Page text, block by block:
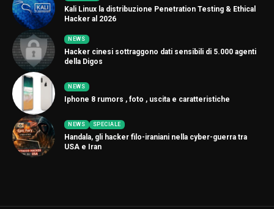
Kali Linux la distribuzione Penetration Testing & Ethical
Hacker al 2026
NEWS
Hacker cinesi sottraggono dati sensibili di 5.000 agenti
della Digos
NEWS
Iphone 8 rumors , foto , uscita e caratteristiche
NEWS SPECIALE
Handala, gli hacker filo-iraniani nella cyber-guerra tra
USA e Iran